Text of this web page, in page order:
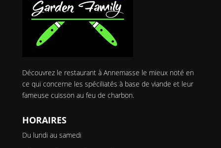
Découvrez le restaurant à Annemasse le mieux noté en
ce qui concerne les spéciliatés à base de viande et leur
fameuse cuisson au feu de charbon.
HORAIRES
Du lundi au samedi